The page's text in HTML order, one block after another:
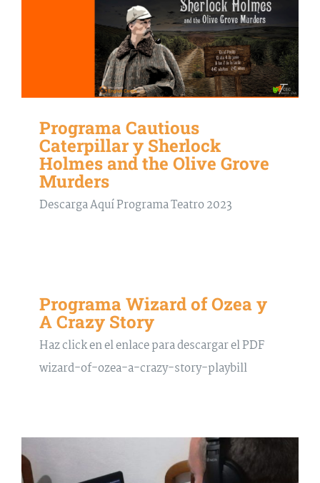
Programa Cautious
Caterpillar y Sherlock
Holmes and the Olive Grove
Murders
Descarga Aquí Programa Teatro 2023
Programa Wizard of Ozea y
A Crazy Story
Haz click en el enlace para descargar el PDF
wizard-of-ozea-a-crazy-story-playbill